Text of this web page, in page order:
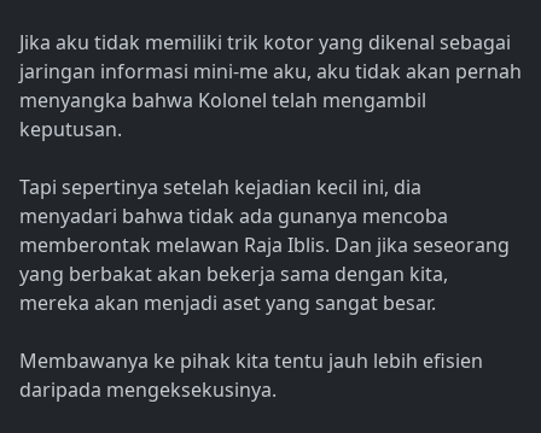
Jika aku tidak memiliki trik kotor yang dikenal sebagai
jaringan informasi mini-me aku, aku tidak akan pernah
menyangka bahwa Kolonel telah mengambil
keputusan.
Tapi sepertinya setelah kejadian kecil ini, dia
menyadari bahwa tidak ada gunanya mencoba
memberontak melawan Raja Iblis. Dan jika seseorang
yang berbakat akan bekerja sama dengan kita,
mereka akan menjadi aset yang sangat besar.
Membawanya ke pihak kita tentu jauh lebih efisien
daripada mengeksekusinya.